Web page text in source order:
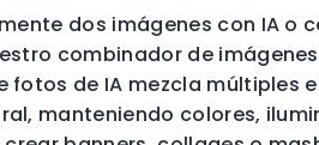
dos imágenes con IA o
combinador de imágenes
fotos de IA mezcla múltiples
manteniendo colores,